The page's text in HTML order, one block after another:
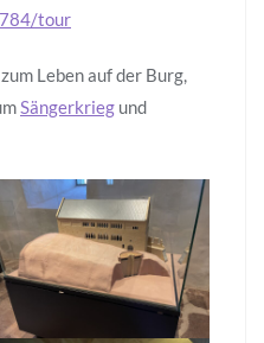
tour
Leben auf der Burg,
Sängerkrieg und